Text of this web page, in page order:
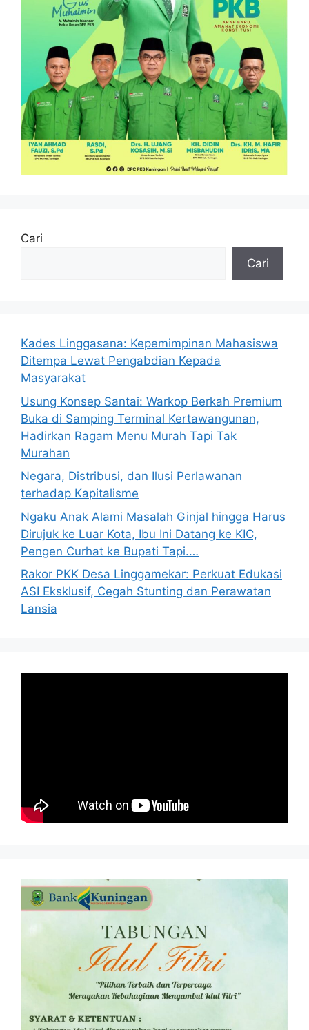
Cari
Cari
Kades Linggasana: Kepemimpinan Mahasiswa
Ditempa Lewat Pengabdian Kepada
Masyarakat
Usung Konsep Santai: Warkop Berkah Premium
Buka di Samping Terminal Kertawangunan,
Hadirkan Ragam Menu Murah Tapi Tak
Murahan
Negara, Distribusi, dan Ilusi Perlawanan
terhadap Kapitalisme
Ngaku Anak Alami Masalah Ginjal hingga Harus
Dirujuk ke Luar Kota, Ibu Ini Datang ke KIC,
Pengen Curhat ke Bupati Tapi.…
Rakor PKK Desa Linggamekar: Perkuat Edukasi
ASI Eksklusif, Cegah Stunting dan Perawatan
Lansia